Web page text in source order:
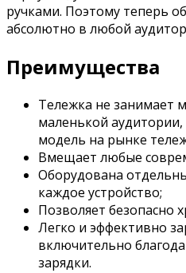
ручками. Поэтому теперь
абсолютно в любой
Преимущества
Тележка не занимает
маленькой
модель на рынке
Вмещает любые
Оборудована
каждое устройство;
Позволяет безопасно
Легко и эффективно
включительно
зарядки.